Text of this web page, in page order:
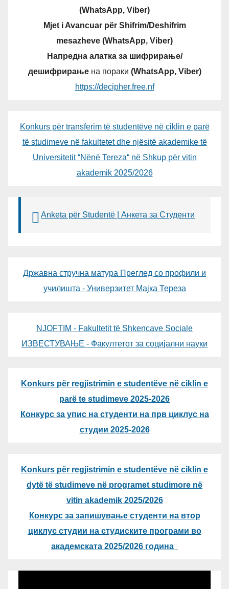
(WhatsApp, Viber)
Mjet i Avancuar për Shifrim/Deshifrim
mesazheve (WhatsApp, Viber)
Напредна алатка за шифрирање/
дешифрирањена пораки (WhatsApp, Viber)
https://decipher.free.nf
Konkurs për transferim të studentëve në ciklin e parë
të studimeve në fakultetet dhe njësitë akademike të
Universitetit “Nënë Tereza“ në Shkup për vitin
akademik 2025/2026
Anketa për Studentë | Анкета за Студенти
Државна стручна матура Преглед со профили и
училишта - Универзитет Мајка Тереза
NJOFTIM - Fakultetit të Shkencave Sociale
ИЗВЕСТУВАЊЕ - Факултетот за социјални науки
Konkurs për regjistrimin e studentëve në ciklin e
parë te studimeve 2025-2026
Конкурс за упис на студенти на прв циклус на
студии 2025-2026
Konkurs për regjistrimin e studentëve në ciklin e
dytë të studimeve në programet studimore në
vitin akademik 2025/2026
Конкурс за запишување студенти на втор
циклус студии на студиските програми во
академската 2025/2026 година